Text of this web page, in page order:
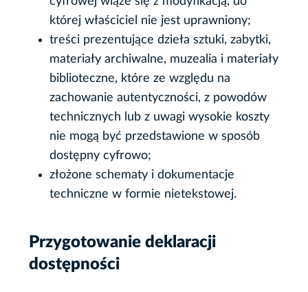
której właściciel nie jest uprawniony;
treści prezentujące dzieła sztuki, zabytki,
materiały archiwalne, muzealia i materiały
biblioteczne, które ze względu na
zachowanie autentyczności, z powodów
technicznych lub z uwagi wysokie koszty
nie mogą być przedstawione w sposób
dostępny cyfrowo;
złożone schematy i dokumentacje
techniczne w formie nietekstowej.
Przygotowanie deklaracji
dostępności